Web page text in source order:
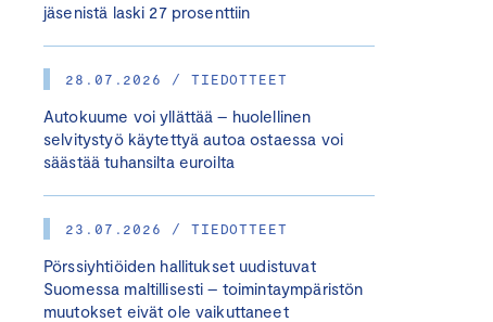
jäsenistä laski 27 prosenttiin
28.07.2026 / TIEDOTTEET
Autokuume voi yllättää – huolellinen
selvitystyö käytettyä autoa ostaessa voi
säästää tuhansilta euroilta
23.07.2026 / TIEDOTTEET
Pörssiyhtiöiden hallitukset uudistuvat
Suomessa maltillisesti – toimintaympäristön
muutokset eivät ole vaikuttaneet